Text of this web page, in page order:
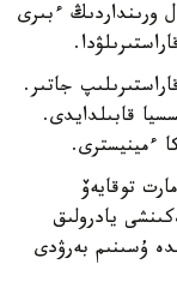
ورىنداردىڭ ءبىرى
جاتىر.
قابىلدايدى.
ءمينيسترى.
توقايەۆ
يادرولىق
ۇسىنىم بەرۋدى